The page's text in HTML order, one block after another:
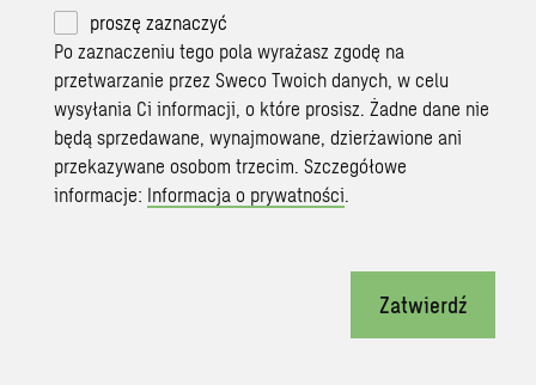
proszę zaznaczyć
Po zaznaczeniu tego pola wyrażasz zgodę na
przetwarzanie przez Sweco Twoich danych, w celu
wysyłania Ci informacji, o które prosisz. Żadne dane nie
będą sprzedawane, wynajmowane, dzierżawione ani
przekazywane osobom trzecim. Szczegółowe
informacje: Informacja o prywatności.
Zatwierdź